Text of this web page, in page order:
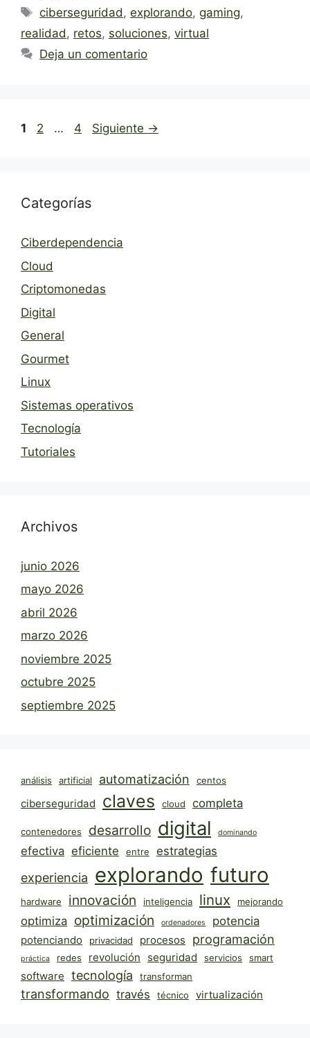
Etiquetas
ciberseguridad,explorando, gaming,
realidad, retos, soluciones, virtual
Deja un comentario
Página
1 Página
2 … Página
4 Siguiente →
Categorías
Ciberdependencia
Cloud
Criptomonedas
Digital
General
Gourmet
Linux
Sistemas operativos
Tecnología
Tutoriales
Archivos
junio 2026
mayo 2026
abril 2026
marzo 2026
noviembre 2025
octubre 2025
septiembre 2025
análisis artificial automatización centos
ciberseguridad claves cloud completa
contenedores desarrollo digital dominando
efectiva eficiente entre estrategias
experiencia explorando futuro
hardware innovación inteligencia linux mejorando
optimiza optimización ordenadores potencia
potenciando privacidad procesos programación
práctica redes revolución seguridad servicios smart
software tecnología transforman
transformando través técnico virtualización